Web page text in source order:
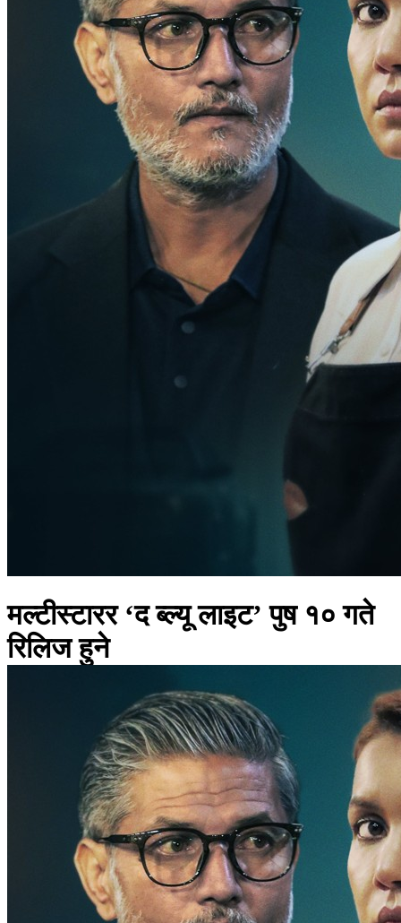
मल्टीस्टारर ‘द ब्ल्यू लाइट’ पुष १० गते
रिलिज हुने